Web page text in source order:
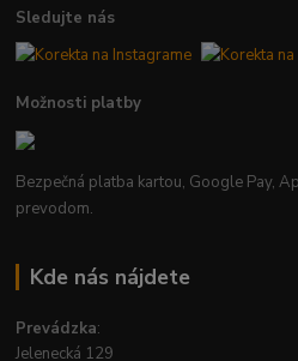
Sledujte nás
Možnosti platby
Bezpečná platba kartou, Google Pay,
prevodom.
Kde nás nájdete
Prevádzka:
Jelenecká 129